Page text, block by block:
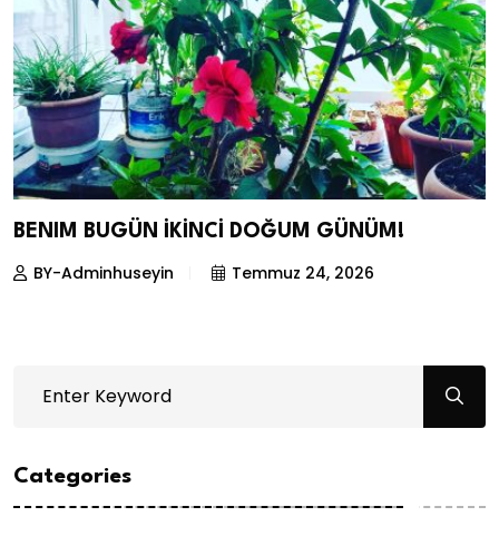
BENIM BUGÜN İKİNCİ DOĞUM GÜNÜM!
BY-Adminhuseyin Temmuz 24, 2026
Categories